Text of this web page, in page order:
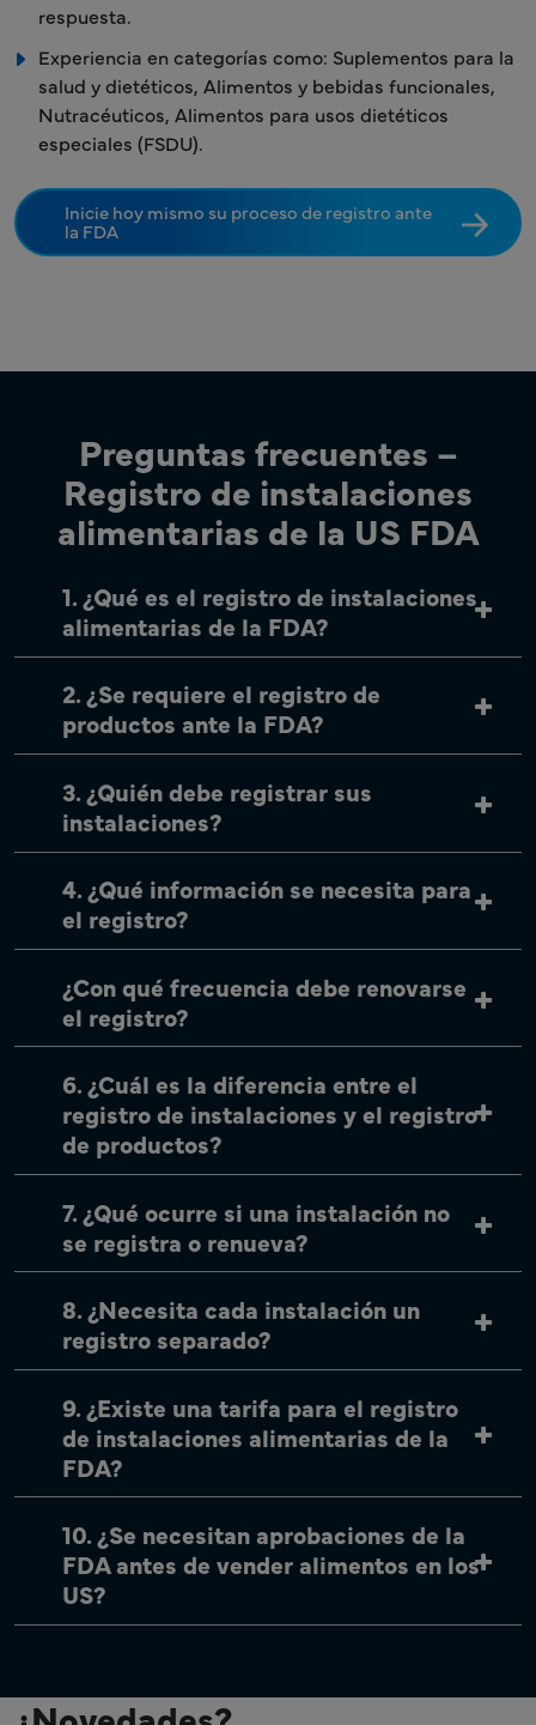
respuesta.
Experiencia en categorías como: Suplementos para la
salud y dietéticos, Alimentos y bebidas funcionales,
Nutracéuticos, Alimentos para usos dietéticos
especiales (FSDU).
Inicie hoy mismo su proceso de registro ante
la FDA
Preguntas frecuentes –
Registro de instalaciones
alimentarias de la US FDA
1. ¿Qué es el registro de instalaciones
alimentarias de la FDA?
2. ¿Se requiere el registro de
productos ante la FDA?
3. ¿Quién debe registrar sus
instalaciones?
4. ¿Qué información se necesita para
el registro?
¿Con qué frecuencia debe renovarse
el registro?
6. ¿Cuál es la diferencia entre el
registro de instalaciones y el registro
de productos?
7. ¿Qué ocurre si una instalación no
se registra o renueva?
8. ¿Necesita cada instalación un
registro separado?
9. ¿Existe una tarifa para el registro
de instalaciones alimentarias de la
FDA?
10. ¿Se necesitan aprobaciones de la
FDA antes de vender alimentos en los
US?